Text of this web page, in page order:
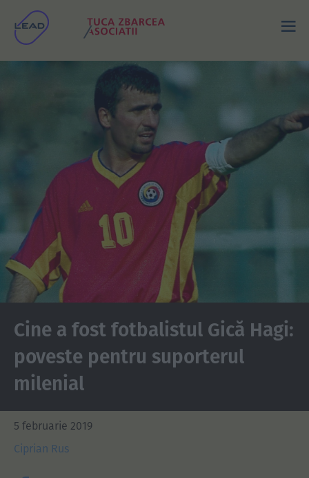
Cine a fost fotbalistul Gică Hagi:
poveste pentru suporterul
milenial
5 februarie 2019
Ciprian Rus